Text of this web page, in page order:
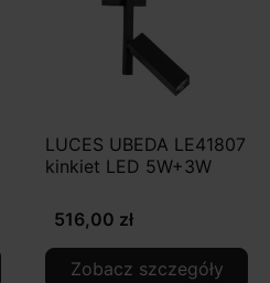
LUCES UBEDA LE41807
kinkiet LED 5W+3W
516,00 zł
Zobacz szczegóły